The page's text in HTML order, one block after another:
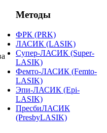
Методы
ФРК (PRK)
ЛАСИК (LASIK)
Супер-ЛАСИК (Super-
LASIK)
Фемто-ЛАСИК (Femto-
LASIK)
Эпи-ЛАСИК (Epi-
LASIK)
ПресбиЛАСИК
(PresbyLASIK)